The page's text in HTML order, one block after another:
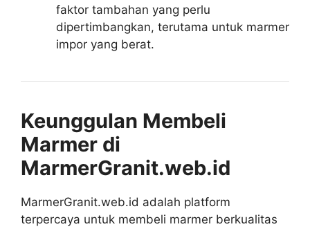
faktor tambahan yang perlu
dipertimbangkan, terutama untuk marmer
impor yang berat.
Keunggulan Membeli
Marmer di
MarmerGranit.web.id
MarmerGranit.web.id adalah platform
terpercaya untuk membeli marmer berkualitas